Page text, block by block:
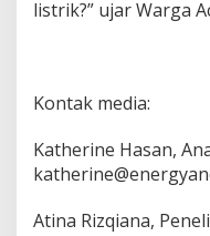
listrik?” ujar Warga
Kontak media:
Katherine Hasan,
Atina Rizqiana,